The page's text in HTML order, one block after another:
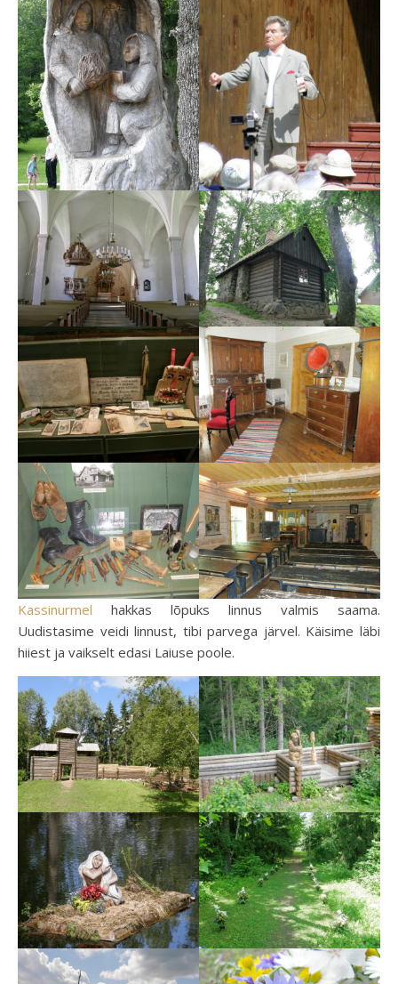
Kassinurmel hakkas lõpuks linnus valmis saama.
Uudistasime veidi linnust, tibi parvega järvel. Käisime läbi
hiiest ja vaikselt edasi Laiuse poole.